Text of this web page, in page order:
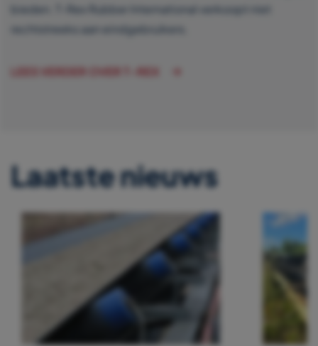
bieden. T-Rex Rubber International verkoopt niet
rechtstreeks aan eindgebruikers.
LEES VERDER OVER T-REX
Laatste nieuws